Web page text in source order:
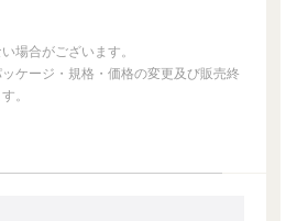
場合がございます。
ケージ・規格・価格の変更及び販売終
。